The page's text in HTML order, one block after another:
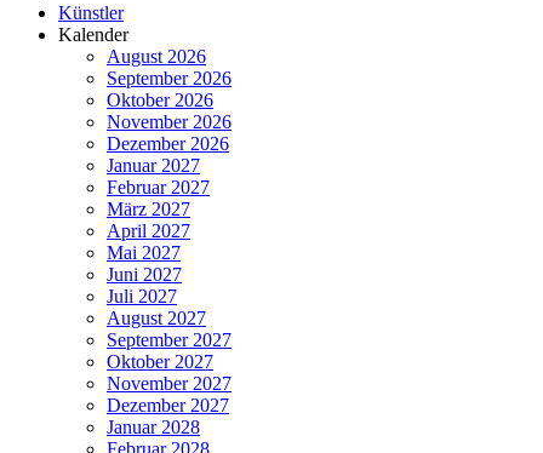
Künstler
Kalender
August 2026
September 2026
Oktober 2026
November 2026
Dezember 2026
Januar 2027
Februar 2027
März 2027
April 2027
Mai 2027
Juni 2027
Juli 2027
August 2027
September 2027
Oktober 2027
November 2027
Dezember 2027
Januar 2028
Februar 2028